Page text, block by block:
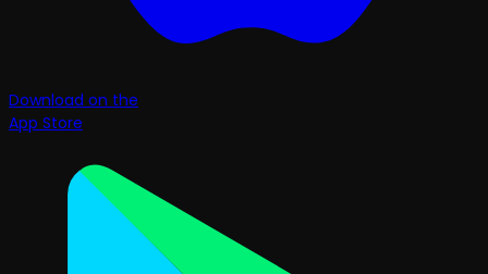
Download on the
App Store